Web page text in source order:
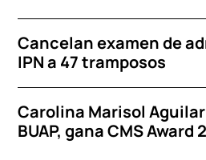
Cancelan examen de
IPN a 47 tramposos
Carolina Marisol
BUAP, gana CMS Award